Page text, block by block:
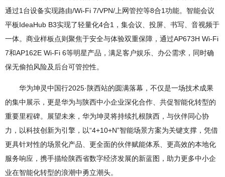
通过1台设备实现路由/Wi-Fi 7/VPN/上网管控等8合1功能。智能会议
平板IdeaHub B3实现了轻量化4合1，集会议、投屏、书写、音视频于
一体。商业样板点则聚焦于安全与体验双重保障，通过AP673H Wi-Fi
7和AP162E Wi-Fi 6等明星产品，满足客户娱乐、办公需求，同时确
保无偷拍风险及后台可管控性。
华为坤灵中国行2025·陕西站的圆满落幕，不仅是一场技术成果
的集中展示，更是华为与陕西中小企业深化合作、共促智能化转型的
重要里程碑。展望未来，华为坤灵将持续扎根陕西，与伙伴同心协
力，以科技创新为引擎，以“4+10+N”智能场景方案为关键支撑，凭借
更具针对性的场景化产品、更全面的伙伴赋能体系、更高效的本地化
服务响应，携手描绘陕西省数字经济发展的新蓝图，助力更多中小企
业在智能化转型的浪潮中勇立潮头。